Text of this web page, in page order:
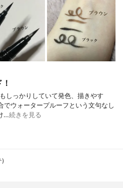
しっかりしていて発色、描きやす
ウォータープルーフという文句なし
…続きを見る
)